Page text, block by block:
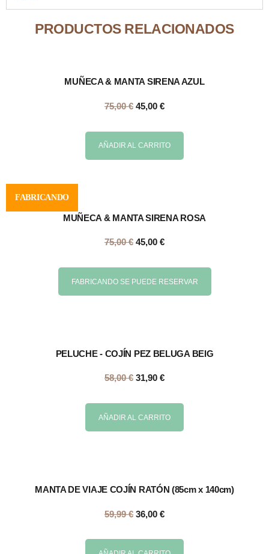
PRODUCTOS RELACIONADOS
MUÑECA & MANTA SIRENA AZUL
75,00€ 45,00 €
AÑADIR AL CARRITO
FABRICANDO
MUÑECA & MANTA SIRENA ROSA
75,00€ 45,00 €
FABRICANDO SE PUEDE RESERVAR
PELUCHE - COJÍN PEZ BELUGA BEIG
58,00€ 31,90 €
AÑADIR AL CARRITO
MANTA DE VIAJE COJÍN RATÓN (85cm x 140cm)
59,99€ 36,00 €